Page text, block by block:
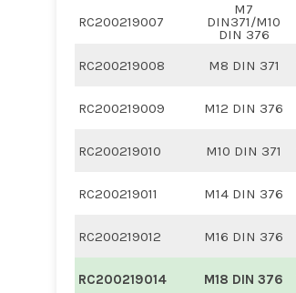
RC200219007
M7
DIN371/M10
DIN 376
RC200219008 M8 DIN 371
RC200219009 M12 DIN 376
RC200219010 M10 DIN 371
RC200219011 M14 DIN 376
RC200219012 M16 DIN 376
RC200219014 M18 DIN 376